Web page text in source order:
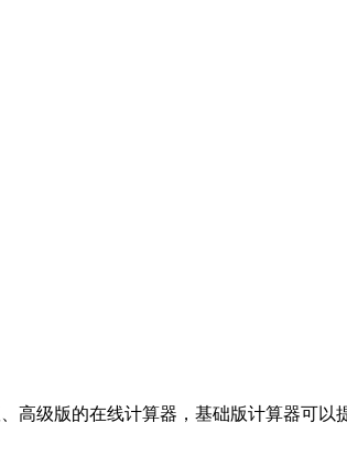
高级版的在线计算器，基础版计算器可